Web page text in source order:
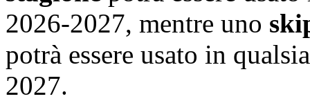
2026-2027, mentre uno
potrà essere usato in
2027.